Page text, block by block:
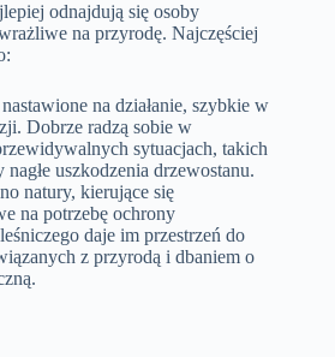
odnajdują się osoby
na przyrodę. Najczęściej
na działanie, szybkie w
Dobrze radzą sobie w
sytuacjach, takich
uszkodzenia drzewostanu.
natury, kierujące się
na potrzebę ochrony
daje im przestrzeń do
z przyrodą i dbaniem o